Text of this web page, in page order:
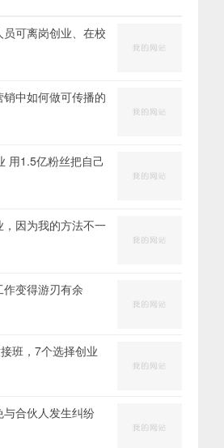
可离岗创业、在校
中如何做可传播的
用1.5亿粉丝把自己
因为我的方法不一
变得游刃有余
班，7个选择创业
合伙人发生纠纷